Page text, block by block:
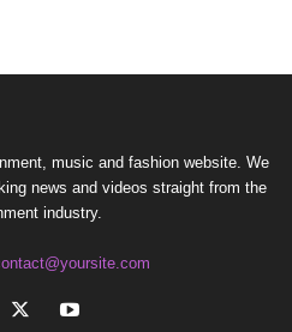
music and fashion website. We
news and videos straight from the
industry.